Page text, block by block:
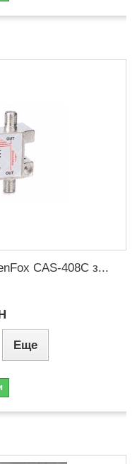
CAS-408C з...
Еще